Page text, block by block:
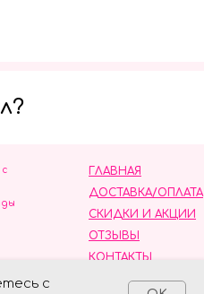
с
ОТЗЫВЫ
ГЛАВНАЯ
ДОСТАВКА/ОПЛАТА
СКИДКИ И АКЦИИ
КОНТАКТЫ
данных